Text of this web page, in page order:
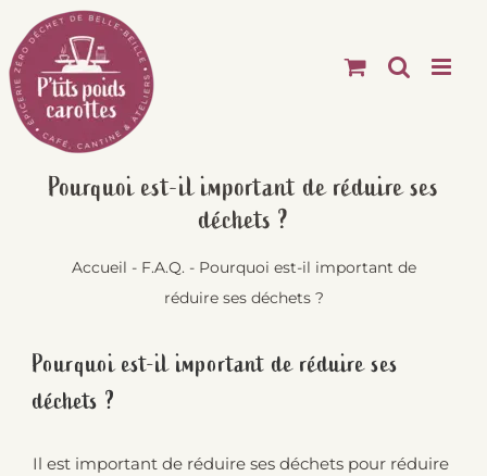
Passer
au
contenu
Pourquoi est-il important de réduire ses
déchets ?
Accueil - F.A.Q. - Pourquoi est-il important de
réduire ses déchets ?
Pourquoi est-il important de réduire ses
déchets ?
Il est important de réduire ses déchets pour réduire